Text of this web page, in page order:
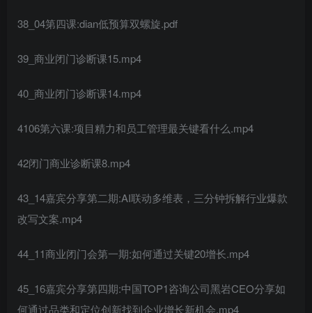
38_04第四课:dian低预算双螺旋.pdf
39_商业闭门诊断课15.mp4
40_商业闭门诊断课14.mp4
4106第六课:项目精力和员工管理最关键看什么.mp4
42闭门商业诊断课8.mp4
43_14嘉宾分享第二期:AI联动多维表，三分钟拆解行业爆款
改写文案.mp4
44_11商业闭门会第一期:如何通过关键20增长.mp4
45_16嘉宾分享第四期:中国TOP1咨询公司黑岩CEO分享如
何通过品类和定位创新找到企业增长新机会.mp4